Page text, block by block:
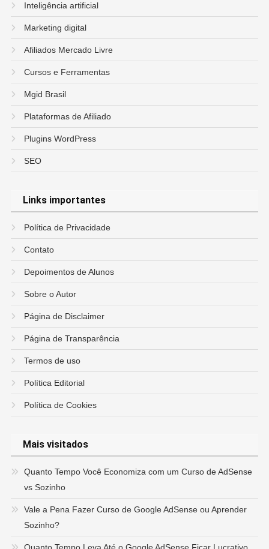
Inteligência artificial
Marketing digital
Afiliados Mercado Livre
Cursos e Ferramentas
Mgid Brasil
Plataformas de Afiliado
Plugins WordPress
SEO
Links importantes
Política de Privacidade
Contato
Depoimentos de Alunos
Sobre o Autor
Página de Disclaimer
Página de Transparência
Termos de uso
Política Editorial
Política de Cookies
Mais visitados
Quanto Tempo Você Economiza com um Curso de AdSense
vs Sozinho
Vale a Pena Fazer Curso de Google AdSense ou Aprender
Sozinho?